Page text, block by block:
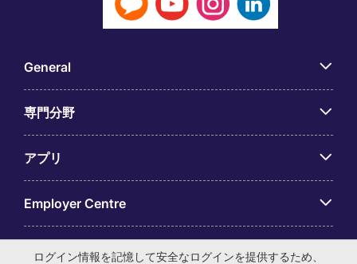
General
専門分野
アプリ
Employer Centre
ログイン情報を記憶して安全なログインを提供するため、